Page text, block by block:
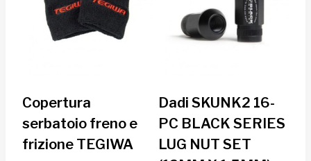
Copertura
serbatoio freno e
frizione TEGIWA
Dadi SKUNK2 16-
PC BLACK SERIES
LUG NUT SET